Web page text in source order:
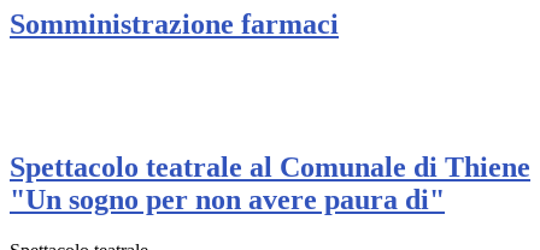
Somministrazione farmaci
Spettacolo teatrale al Comunale di Thiene
"Un sogno per non avere paura di"